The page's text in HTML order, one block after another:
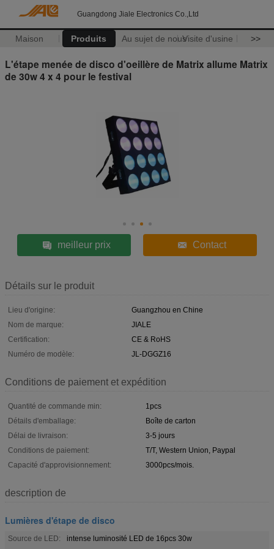
Guangdong Jiale Electronics Co.,Ltd
Maison Produits Au sujet de nousVisite d'usine >>
L'étape menée de disco d'oeillère de Matrix allume Matrix
de 30w 4 x 4 pour le festival
meilleur prix Contact
Détails sur le produit
Lieu d'origine:
Guangzhou en Chine
Nom de marque:
JIALE
Certification:
CE & RoHS
Numéro de modèle:
JL-DGGZ16
Conditions de paiement et expédition
Quantité de commande min:
1pcs
Détails d'emballage:
Boîte de carton
Délai de livraison:
3-5 jours
Conditions de paiement:
T/T, Western Union, Paypal
Capacité d'approvisionnement:
3000pcs/mois.
description de
Lumières d'étape de disco
Source de LED:
intense luminosité LED de 16pcs 30w